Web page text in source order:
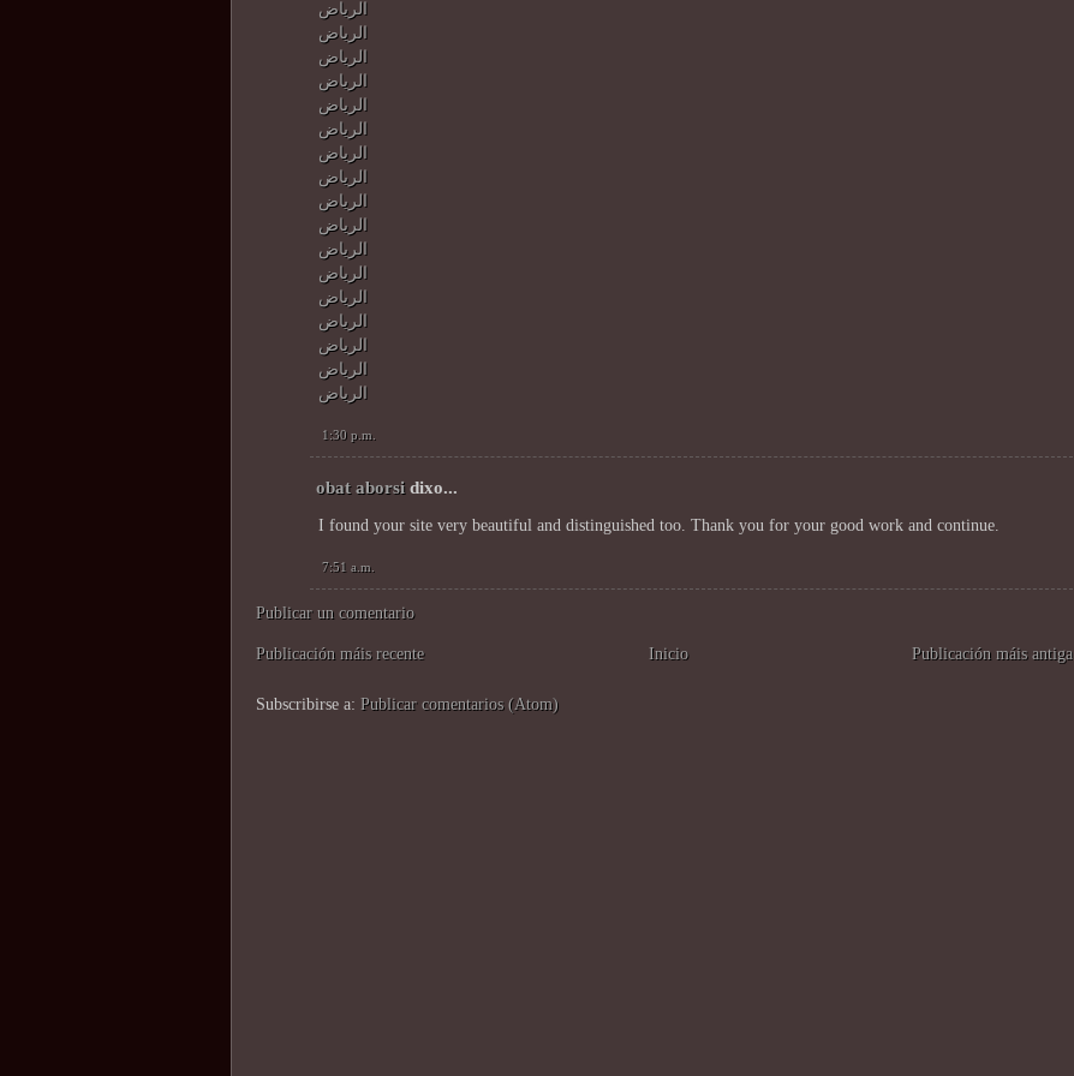
الرياض
الرياض
الرياض
الرياض
الرياض
الرياض
الرياض
الرياض
الرياض
الرياض
الرياض
الرياض
الرياض
الرياض
الرياض
الرياض
الرياض
1:30 p.m.
obat aborsi dixo...
I found your site very beautiful and distinguished too. Thank you for your good work and continue.
7:51 a.m.
Publicar un comentario
Publicación máis recente Publicación máis antiga
Inicio
Subscribirse a: Publicar comentarios (Atom)